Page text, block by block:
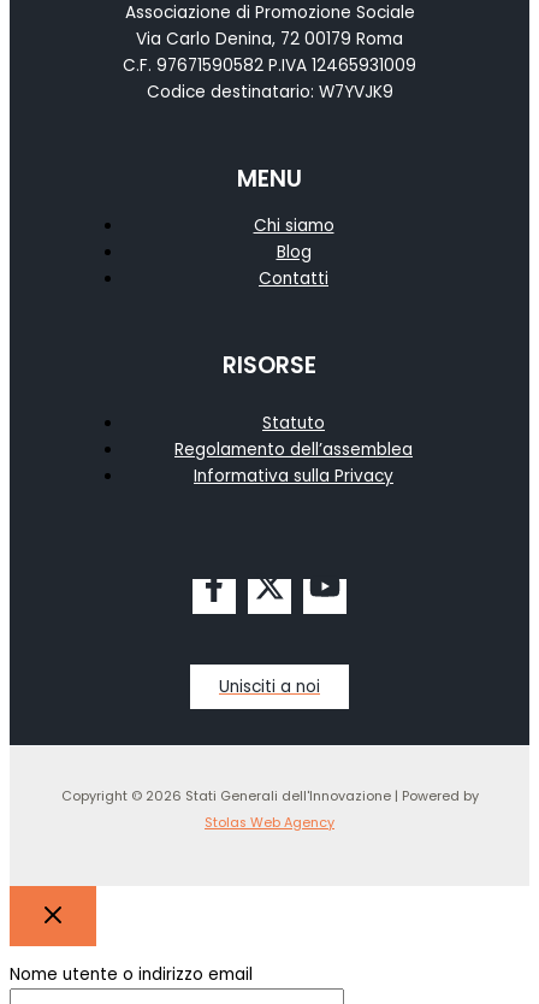
Associazione di Promozione Sociale
Via Carlo Denina, 72 00179 Roma
C.F. 97671590582 P.IVA 12465931009
Codice destinatario: W7YVJK9
MENU
Chi siamo
Blog
Contatti
RISORSE
Statuto
Regolamento dell’assemblea
Informativa sulla Privacy
Unisciti a noi
Copyright © 2026 Stati Generali dell'Innovazione | Powered by
Stolas Web Agency
Nome utente o indirizzo email